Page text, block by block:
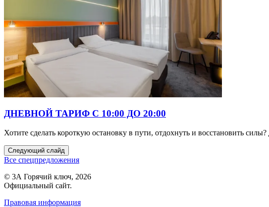
ДНЕВНОЙ ТАРИФ С 10:00 ДО 20:00
Хотите сделать короткую остановку в пути, отдохнуть и восстановить силы?
Следующий слайд
Все спецпредложения
© 3А Горячий ключ, 2026
Официальный сайт.
Правовая информация